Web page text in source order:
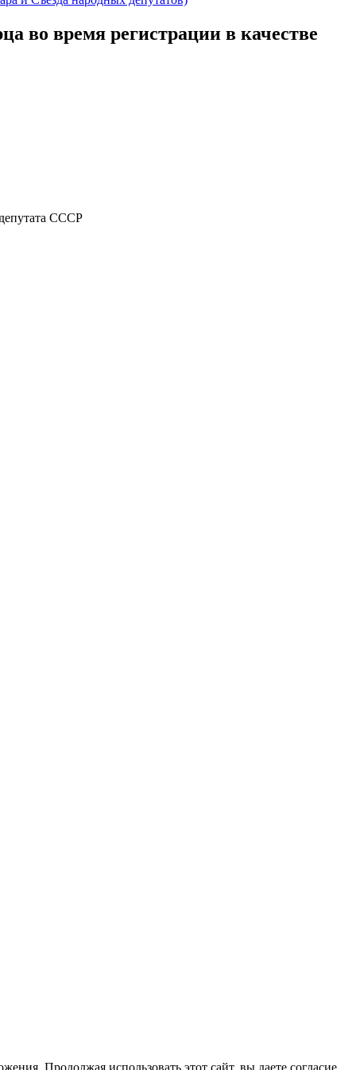
во время регистрации в качестве
СССР
Продолжая использовать этот сайт, вы даете согласие